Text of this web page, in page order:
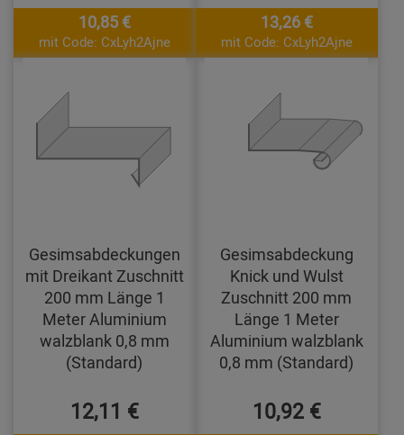
10,85 €
mit Code: CxLyh2Ajne
13,26 €
mit Code: CxLyh2Ajne
Gesimsabdeckungen
mit Dreikant Zuschnitt
200 mm Länge 1
Meter Aluminium
walzblank 0,8 mm
(Standard)
12,11 €
Gesimsabdeckung
Knick und Wulst
Zuschnitt 200 mm
Länge 1 Meter
Aluminium walzblank
0,8 mm (Standard)
10,92 €